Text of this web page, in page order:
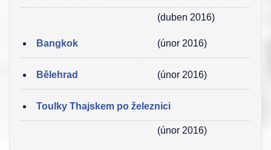
(duben 2016)
Bangkok (únor 2016)
Bělehrad (únor 2016)
Toulky Thajskem po železnici
(únor 2016)